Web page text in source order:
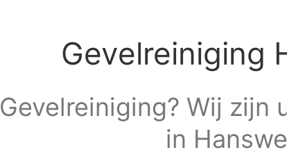
Gevelreiniging
Gevelreiniging? Wij zijn
in